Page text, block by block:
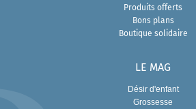
Produits offerts
Bons plans
Boutique solidaire
LE MAG
Désir d'enfant
Grossesse